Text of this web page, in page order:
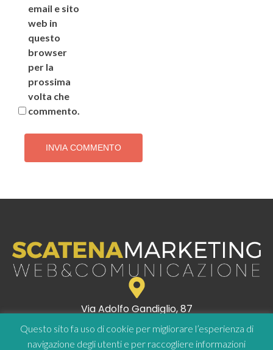
email e sito
web in
questo
browser
per la
prossima
volta che
commento.
Via Adolfo Gandiglio, 87
00151 Roma
P.I. 10794121003
Questo sito fa uso di cookie per migliorare l’esperienza di
navigazione degli utenti e per raccogliere informazioni